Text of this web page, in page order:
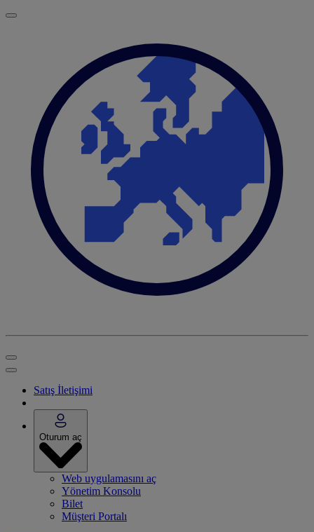
Satış İletişimi
Oturum aç
Web uygulamasını aç
Yönetim Konsolu
Bilet
Müşteri Portalı